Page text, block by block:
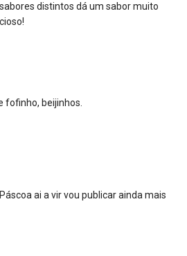
distintos dá um sabor muito
fofinho, beijinhos.
ai a vir vou publicar ainda mais